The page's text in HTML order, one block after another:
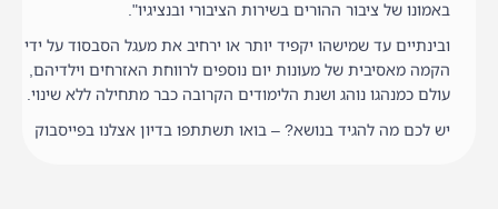
באמונו של ציבור ההורים בשירות הציבורי ובנציגיו".
ובינתיים עד שמישהו יקפיד יותר או ירחיב את מעגל הסבסוד על ידי
הקמה מאסיבית של מעונות יום נוספים לרווחת האזרחים וילדיהם,
עולם כמנהגו נוהג ושנת הלימודים הקרובה כבר מתחילה ללא שינוי.
יש לכם מה להגיד בנושא? – בואו תשתתפו בדיון אצלנו בפייסבוק